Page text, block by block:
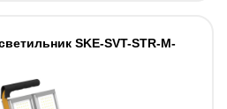
SKE-SVT-STR-M-